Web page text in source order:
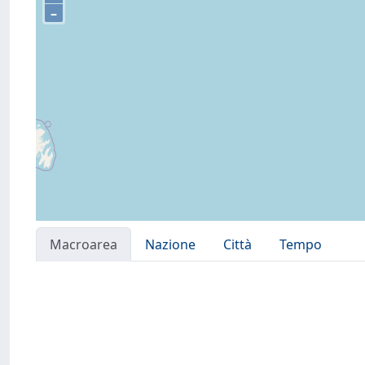
–
Macroarea Nazione Città Tempo